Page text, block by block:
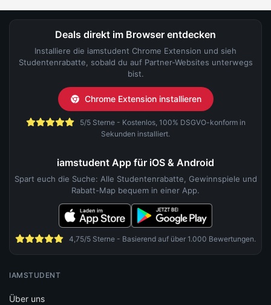
Deals direkt im Browser entdecken
Installiere die iamstudent Chrome Extension und sieh
Studentenrabatte, sobald du auf Partner-Websites unterwegs
bist.
Chrome Extension installieren
5/5 Sterne - Kostenlos, 100% DSGVO-konform in
Sekunden installiert.
iamstudent App für iOS & Android
Spart euch die Suche: Alle Studentenrabatte, Gewinnspiele und
Rabatt-Map bequem in einer App.
4,75/5 Sterne - Basierend auf über 1.000 Bewertungen.
IAMSTUDENT
Über uns